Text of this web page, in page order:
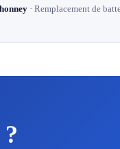
· Remplacement de